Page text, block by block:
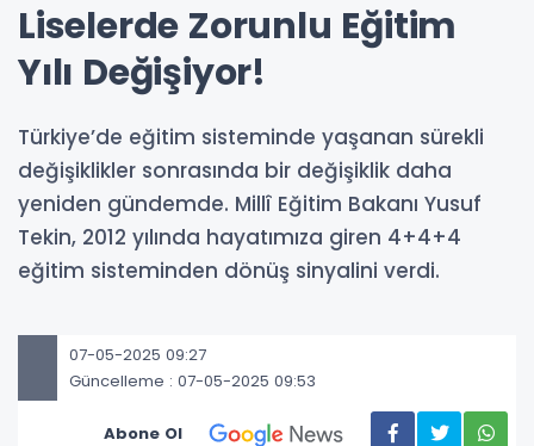
Liselerde Zorunlu Eğitim
Yılı Değişiyor!
Türkiye’de eğitim sisteminde yaşanan sürekli
değişiklikler sonrasında bir değişiklik daha
yeniden gündemde. Millî Eğitim Bakanı Yusuf
Tekin, 2012 yılında hayatımıza giren 4+4+4
eğitim sisteminden dönüş sinyalini verdi.
07-05-2025 09:27
Güncelleme : 07-05-2025 09:53
Abone Ol